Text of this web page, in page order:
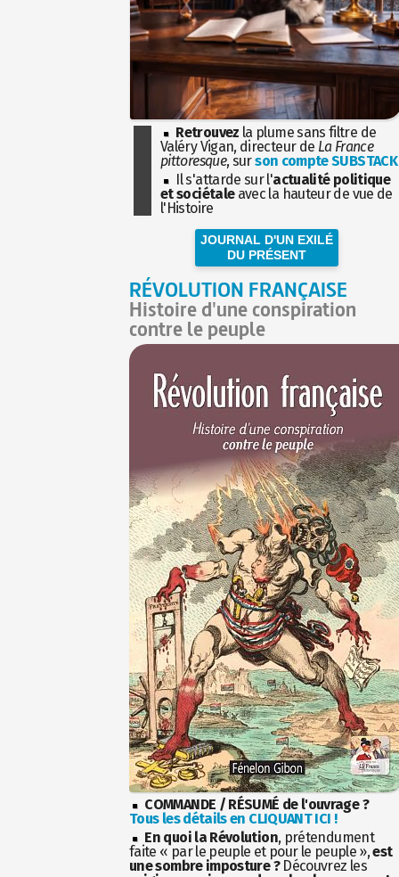
Retrouvez la plume sans filtre de
Valéry Vigan, directeur de La France
pittoresque, surson compte SUBSTACK
Il s'attarde sur l'actualité politique
et sociétaleavec la hauteur de vue de
l'Histoire
JOURNAL D'UN EXILÉ
DU PRÉSENT
RÉVOLUTION FRANÇAISE
Histoire d'une conspiration
contre le peuple
COMMANDE / RÉSUMÉ de l'ouvrage ?
Tous les détails en CLIQUANT ICI !
En quoi la Révolution, prétendument
faite « par le peuple et pour le peuple »,est
une sombre imposture ?Découvrez les